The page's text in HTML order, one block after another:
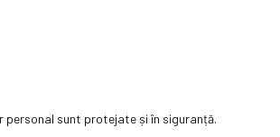
personal sunt protejate și în siguranță.